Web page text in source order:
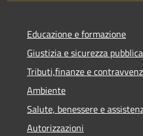
Educazione e formazione
Giustizia e sicurezza pubblica
Tributi,finanze e
Ambiente
Salute, benessere e
Autorizzazioni